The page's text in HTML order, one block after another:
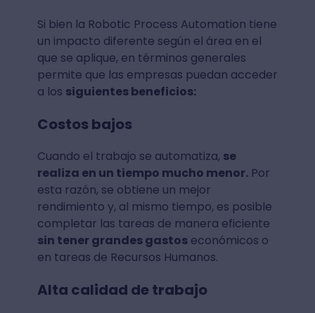
Si bien la Robotic Process Automation tiene
un impacto diferente según el área en el
que se aplique, en términos generales
permite que las empresas puedan acceder
a los siguientes beneficios:
Costos bajos
Cuando el trabajo se automatiza, se
realiza en un tiempo mucho menor.Por
esta razón, se obtiene un mejor
rendimiento y, al mismo tiempo, es posible
completar las tareas de manera eficiente
sin tener grandes gastoseconómicos o
en tareas de Recursos Humanos.
Alta calidad de trabajo